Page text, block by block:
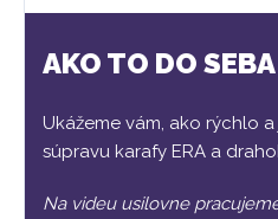
AKO TO DO
Ukážeme vám, ako rýchlo
súpravu karafy ERA a
Na videu usilovne